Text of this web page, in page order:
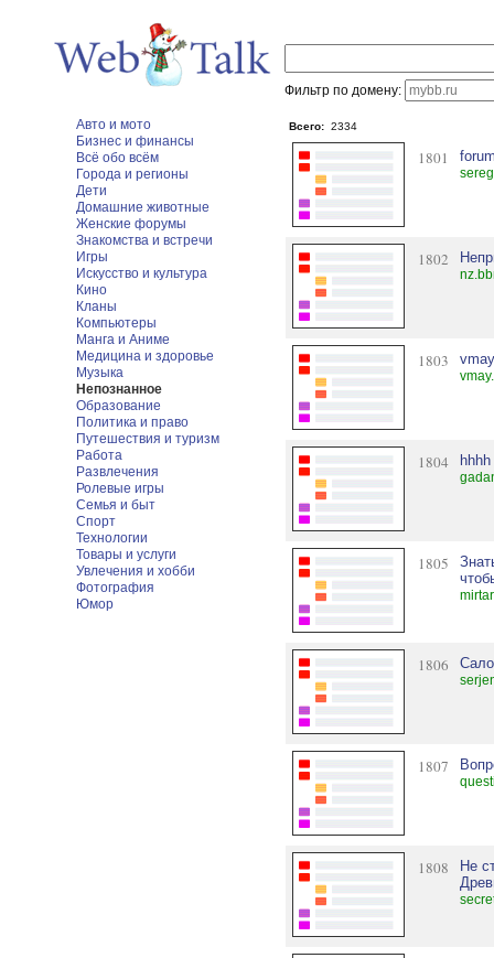
Фильтр по домену:
Авто и мото
Бизнес и финансы
Всё обо всём
Города и регионы
Дети
Домашние животные
Женские форумы
Знакомства и встречи
Игры
Искусство и культура
Кино
Кланы
Компьютеры
Манга и Аниме
Медицина и здоровье
Музыка
Непознанное
Образование
Политика и право
Путешествия и туризм
Работа
Развлечения
Ролевые игры
Семья и быт
Спорт
Технологии
Товары и услуги
Увлечения и хобби
Фотография
Юмор
Всего: 2334
1801
1802
1803 vmay
1804 hhhh
1805
1806
1807
1808
Не